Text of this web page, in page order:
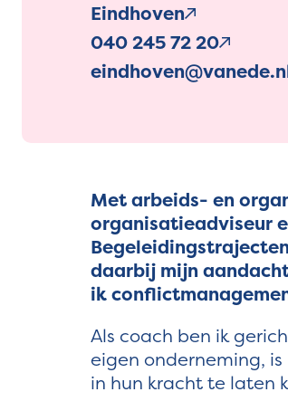
Eindhoven
040 245 72 20
Met arbeids- en
organisatieadviseur
daarbij mijn
ik
Als coach ben ik
eigen onderneming,
in hun kracht te laten